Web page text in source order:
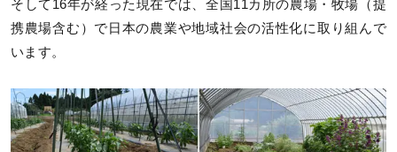
そして16年が経った現在では、全国11カ所の農場・牧場（提
携農場含む）で日本の農業や地域社会の活性化に取り組んで
います。